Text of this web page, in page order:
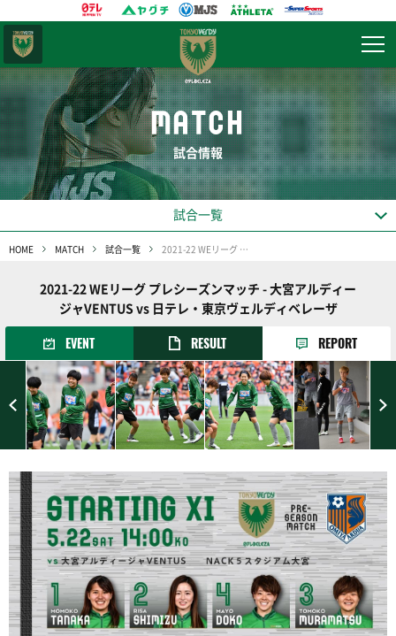
MATCH
試合情報
試合一覧
HOME MATCH 試合一覧 2021-22 WEリーグ プレシーズンマッチ
2021-22 WEリーグ プレシーズンマッチ - 大宮アルディー
ジャVENTUS vs 日テレ・東京ヴェルディベレーザ
EVENT RESULT REPORT